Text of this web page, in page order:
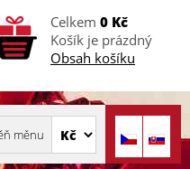
Celkem 0 Kč
Košík je prázdný
Obsah košíku